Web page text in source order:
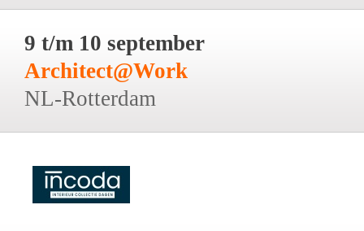
9 t/m 10 september
Architect@Work
NL-Rotterdam